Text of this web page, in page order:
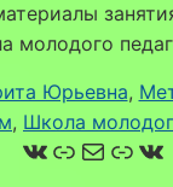
молодого
Юрьевна,
, Школа
ВКонтакте
Ссылка
Почта